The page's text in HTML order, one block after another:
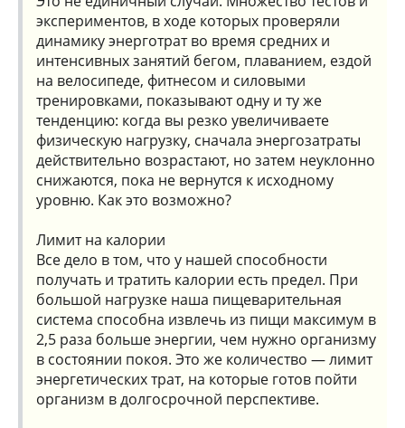
экспериментов, в ходе которых проверяли
динамику энерготрат во время средних и
интенсивных занятий бегом, плаванием, ездой
на велосипеде, фитнесом и силовыми
тренировками, показывают одну и ту же
тенденцию: когда вы резко увеличиваете
физическую нагрузку, сначала энергозатраты
действительно возрастают, но затем неуклонно
снижаются, пока не вернутся к исходному
уровню. Как это возможно?
Лимит на калории
Все дело в том, что у нашей способности
получать и тратить калории есть предел. При
большой нагрузке наша пищеварительная
система способна извлечь из пищи максимум в
2,5 раза больше энергии, чем нужно организму
в состоянии покоя. Это же количество — лимит
энергетических трат, на которые готов пойти
организм в долгосрочной перспективе.